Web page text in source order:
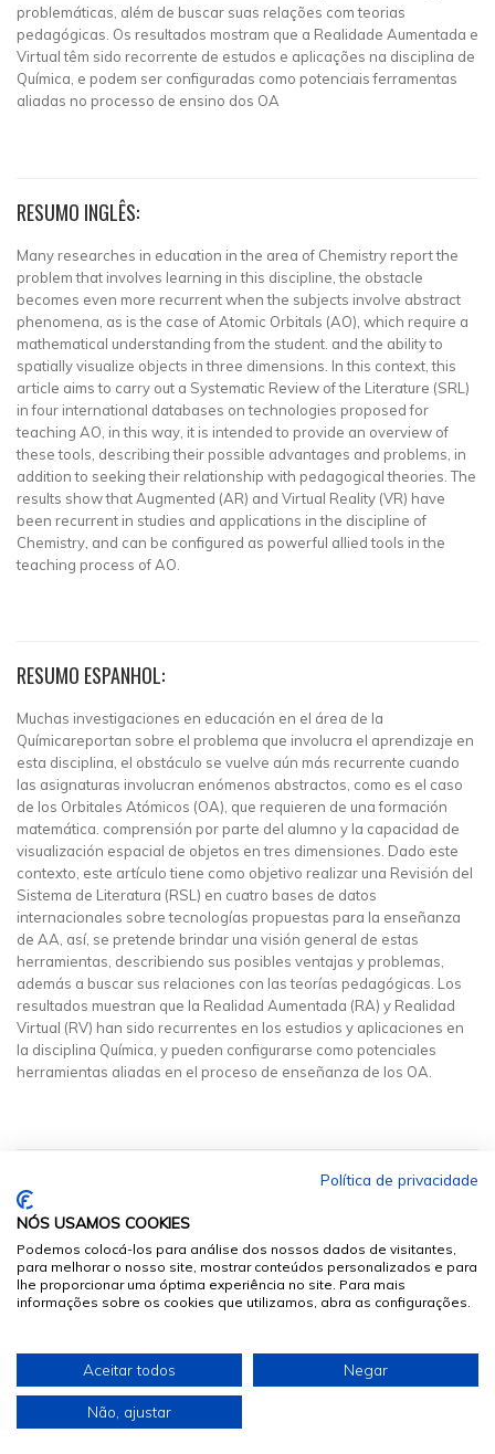
problemáticas, além de buscar suas relações com teorias
pedagógicas. Os resultados mostram que a Realidade Aumentada e
Virtual têm sido recorrente de estudos e aplicações na disciplina de
Química, e podem ser configuradas como potenciais ferramentas
aliadas no processo de ensino dos OA
RESUMO INGLÊS:
Many researches in education in the area of Chemistry report the
problem that involves learning in this discipline, the obstacle
becomes even more recurrent when the subjects involve abstract
phenomena, as is the case of Atomic Orbitals (AO), which require a
mathematical understanding from the student. and the ability to
spatially visualize objects in three dimensions. In this context, this
article aims to carry out a Systematic Review of the Literature (SRL)
in four international databases on technologies proposed for
teaching AO, in this way, it is intended to provide an overview of
these tools, describing their possible advantages and problems, in
addition to seeking their relationship with pedagogical theories. The
results show that Augmented (AR) and Virtual Reality (VR) have
been recurrent in studies and applications in the discipline of
Chemistry, and can be configured as powerful allied tools in the
teaching process of AO.
RESUMO ESPANHOL:
Muchas investigaciones en educación en el área de la
Químicareportan sobre el problema que involucra el aprendizaje en
esta disciplina, el obstáculo se vuelve aún más recurrente cuando
las asignaturas involucran enómenos abstractos, como es el caso
de los Orbitales Atómicos (OA), que requieren de una formación
matemática. comprensión por parte del alumno y la capacidad de
visualización espacial de objetos en tres dimensiones. Dado este
contexto, este artículo tiene como objetivo realizar una Revisión del
Sistema de Literatura (RSL) en cuatro bases de datos
internacionales sobre tecnologías propuestas para la enseñanza
de AA, así, se pretende brindar una visión general de estas
herramientas, describiendo sus posibles ventajas y problemas,
además a buscar sus relaciones con las teorías pedagógicas. Los
resultados muestran que la Realidad Aumentada (RA) y Realidad
Virtual (RV) han sido recurrentes en los estudios y aplicaciones en
la disciplina Química, y pueden configurarse como potenciales
herramientas aliadas en el proceso de enseñanza de los OA.
© 2026 Sumários.org
. Todos os Direitos Reservados
Desenvolvido por
Política de privacidade
NÓS USAMOS COOKIES
Podemos colocá-los para análise dos nossos dados de visitantes,
para melhorar o nosso site, mostrar conteúdos personalizados e para
lhe proporcionar uma óptima experiência no site. Para mais
informações sobre os cookies que utilizamos, abra as configurações.
Aceitar todos Negar
Não, ajustar